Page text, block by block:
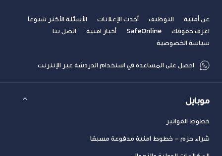
عن أمنية التوظيف أحدث الإعلانات
الأسئلة الأكثر شيوعاً
اعرف حقوقك
SafeOnline أخبار امنية
اتصل بنا
سياسة الخصوصية
احصل على المساعدة في استخدام الدردشة عبر الإنترنت
موبايل
خطوط الفواتير
شراء حزم – خطوط امنية مدفوعة مسبقا